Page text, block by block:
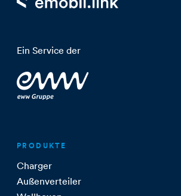
Ein Service der
PRODUKTE
Charger
Außenverteiler